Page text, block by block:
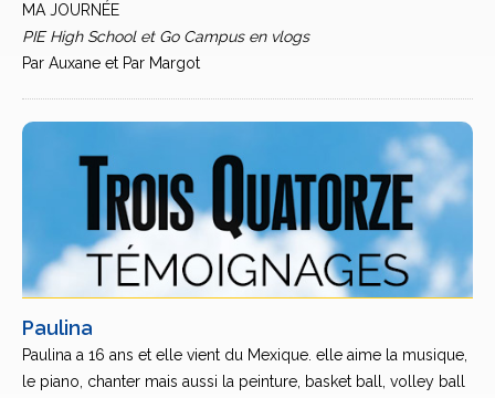
MA JOURNÉE
PIE High School et Go Campus en vlogs
Par Auxane et Par Margot
Paulina
Paulina a 16 ans et elle vient du Mexique. elle aime la musique,
le piano, chanter mais aussi la peinture, basket ball, volley ball